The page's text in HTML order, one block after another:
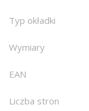
Typ okładki
Wymiary
EAN
Liczba stron